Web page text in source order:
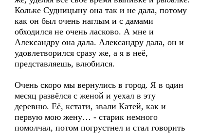
Кольке Судницыну она так и не дала, потому
как он был очень наглым и с дамами
обходился не очень ласково. А мне и
Александру она дала. Александру дала, он и
удовлетворился сразу же, а я в неё,
представляешь, влюбился.
Очень скоро мы вернулись в город. Я в один
месяц развёлся с женой и уехал в эту
деревню. Её, кстати, звали Катей, как и
первую мою жену… - старик немного
помолчал, потом погрустнел и стал говорить